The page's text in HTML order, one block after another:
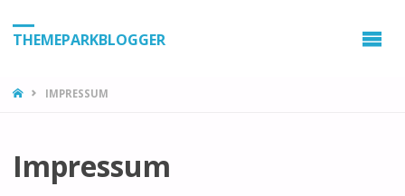
THEMEPARKBLOGGER
HOMEIMPRESSUM
Impressum